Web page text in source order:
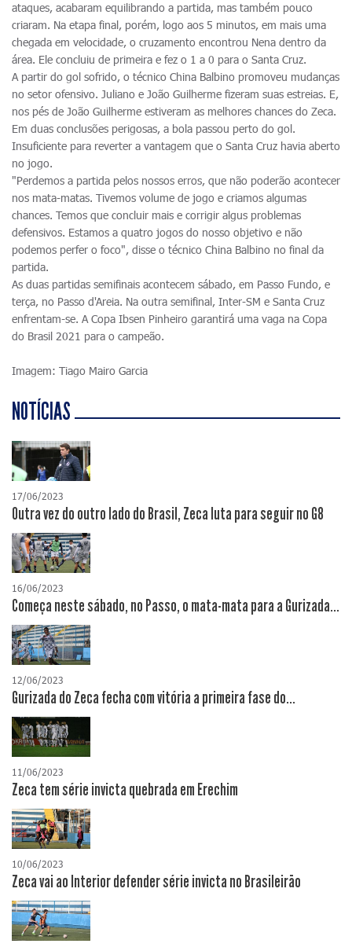
ataques, acabaram equilibrando a partida, mas também pouco
criaram. Na etapa final, porém, logo aos 5 minutos, em mais uma
chegada em velocidade, o cruzamento encontrou Nena dentro da
área. Ele concluiu de primeira e fez o 1 a 0 para o Santa Cruz.
A partir do gol sofrido, o técnico China Balbino promoveu mudanças
no setor ofensivo. Juliano e João Guilherme fizeram suas estreias. E,
nos pés de João Guilherme estiveram as melhores chances do Zeca.
Em duas conclusões perigosas, a bola passou perto do gol.
Insuficiente para reverter a vantagem que o Santa Cruz havia aberto
no jogo.
"Perdemos a partida pelos nossos erros, que não poderão acontecer
nos mata-matas. Tivemos volume de jogo e criamos algumas
chances. Temos que concluir mais e corrigir algus problemas
defensivos. Estamos a quatro jogos do nosso objetivo e não
podemos perfer o foco", disse o técnico China Balbino no final da
partida.
As duas partidas semifinais acontecem sábado, em Passo Fundo, e
terça, no Passo d'Areia. Na outra semifinal, Inter-SM e Santa Cruz
enfrentam-se. A Copa Ibsen Pinheiro garantirá uma vaga na Copa
do Brasil 2021 para o campeão.
Imagem: Tiago Mairo Garcia
NOTÍCIAS
17/06/2023
Outra vez do outro lado do Brasil, Zeca luta para seguir no G8
16/06/2023
Começa neste sábado, no Passo, o mata-mata para a Gurizada...
12/06/2023
Gurizada do Zeca fecha com vitória a primeira fase do...
11/06/2023
Zeca tem série invicta quebrada em Erechim
10/06/2023
Zeca vai ao Interior defender série invicta no Brasileirão